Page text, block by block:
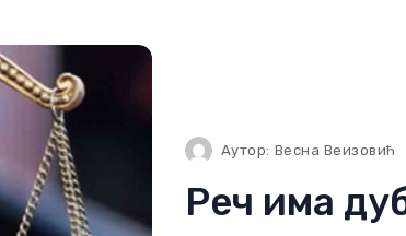
Аутор: Весна Веизовић
Реч има